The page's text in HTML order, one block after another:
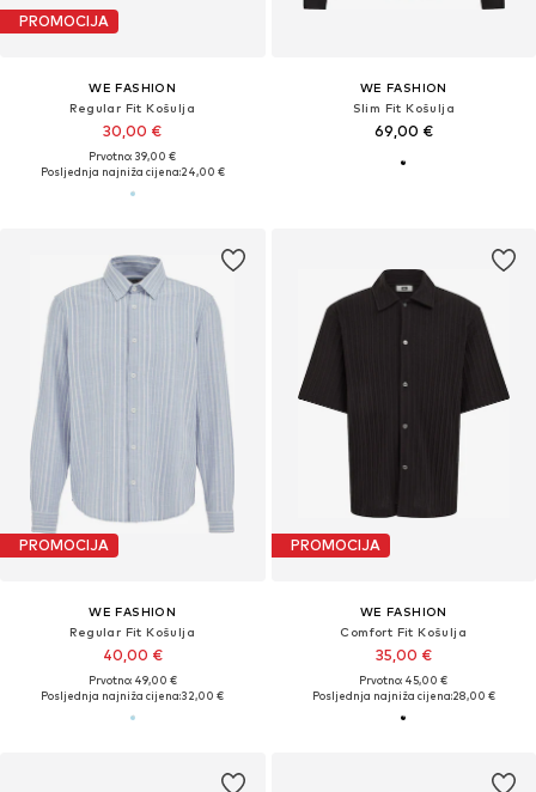
PROMOCIJA
WE FASHION
Regular Fit Košulja
30,00 €
Prvotno: 39,00 €
Posljednja najniža cijena:24,00 €
WE FASHION
Slim Fit Košulja
69,00 €
PROMOCIJA
WE FASHION
Regular Fit Košulja
40,00 €
Prvotno: 49,00 €
Posljednja najniža cijena:32,00 €
PROMOCIJA
WE FASHION
Comfort Fit Košulja
35,00 €
Prvotno: 45,00 €
Posljednja najniža cijena:28,00 €